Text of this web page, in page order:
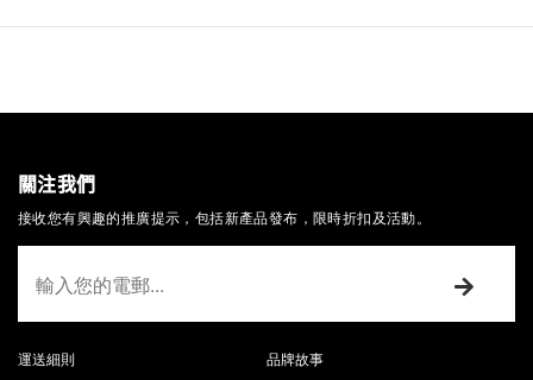
關注我們
接收您有興趣的推廣提示，包括新產品發布，限時折扣及活動。
運送細則
品牌故事